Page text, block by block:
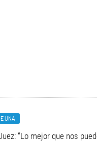
UNA
“Lo mejor que nos